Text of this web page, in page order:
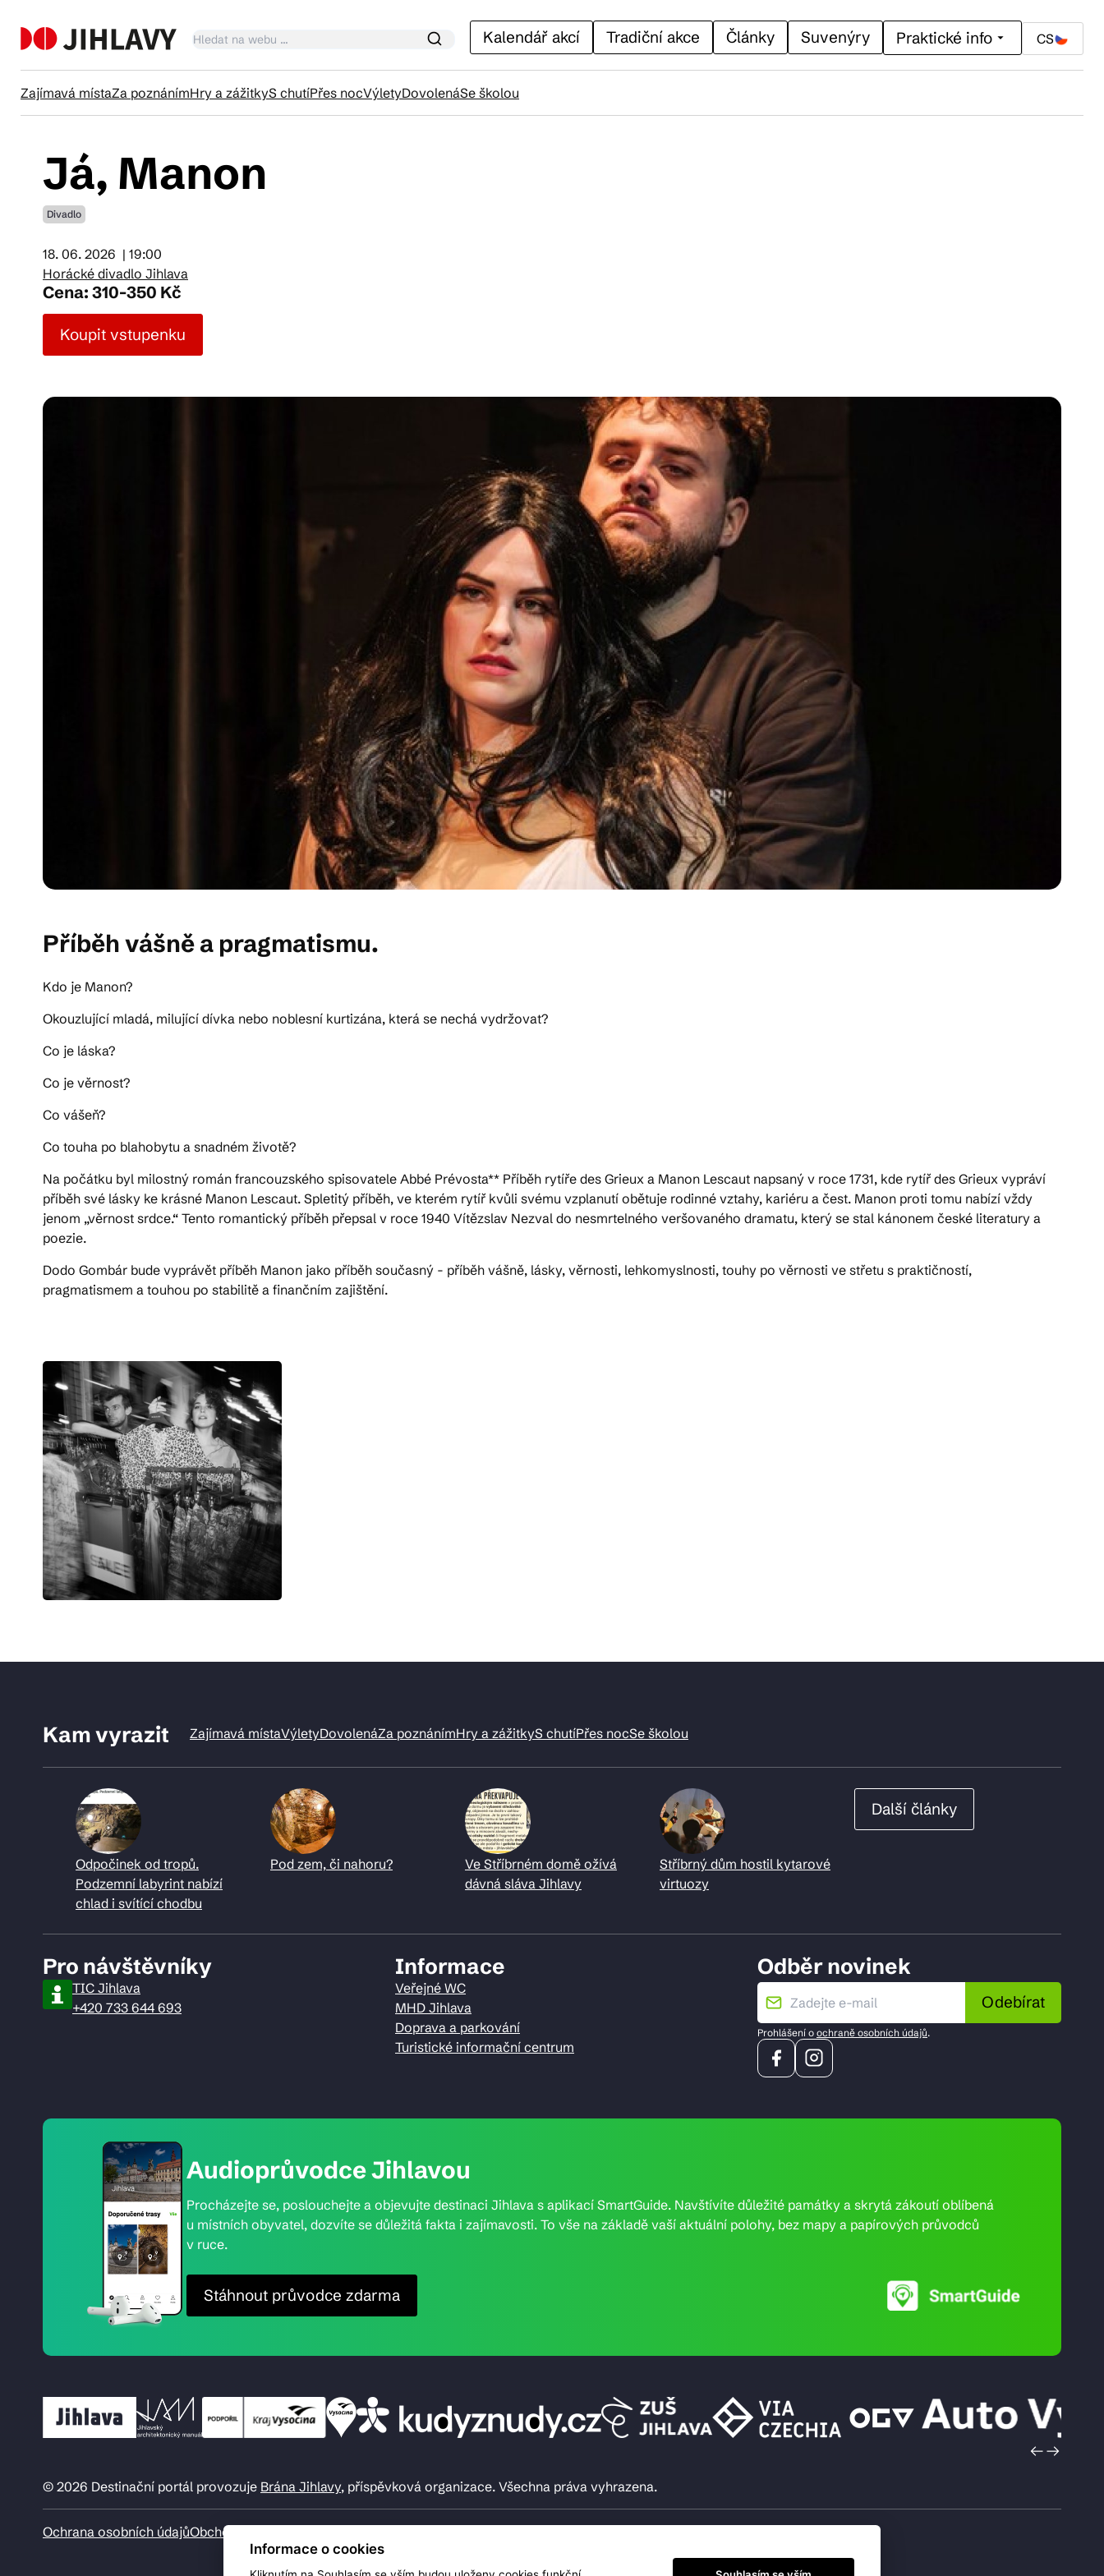
Kalendář akcí Tradiční akce Články Suvenýry Praktické info CS
Zajímavá místaZa poznánímHry a zážitkyS chutíPřes nocVýletyDovolenáSe školou
CS EN DE
© 2026 Brána Jihlavy
Já, Manon
Divadlo
18. 06. 2026 | 19:00
Horácké divadlo Jihlava
Cena: 310-350 Kč
Koupit vstupenku
Příběh vášně a pragmatismu.
Kdo je Manon?
Okouzlující mladá, milující dívka nebo noblesní kurtizána, která se nechá vydržovat?
Co je láska?
Co je věrnost?
Co vášeň?
Co touha po blahobytu a snadném životě?
Na počátku byl milostný román francouzského spisovatele Abbé Prévosta** Příběh rytíře des Grieux a Manon Lescaut napsaný v roce 1731, kde rytíř des Grieux vypráví
příběh své lásky ke krásné Manon Lescaut. Spletitý příběh, ve kterém rytíř kvůli svému vzplanutí obětuje rodinné vztahy, kariéru a čest. Manon proti tomu nabízí vždy
jenom „věrnost srdce.“ Tento romantický příběh přepsal v roce 1940 Vítězslav Nezval do nesmrtelného veršovaného dramatu, který se stal kánonem české literatury a
poezie.
Dodo Gombár bude vyprávět příběh Manon jako příběh současný - příběh vášně, lásky, věrnosti, lehkomyslnosti, touhy po věrnosti ve střetu s praktičností,
pragmatismem a touhou po stabilitě a finančním zajištění.
Kam vyrazit Zajímavá místaVýletyDovolenáZa poznánímHry a zážitkyS chutíPřes nocSe školou
Odpočinek od tropů.
Podzemní labyrint nabízí
chlad i svítící chodbu
Pod zem, či nahoru?
Ve Stříbrném domě ožívá
dávná sláva Jihlavy
Stříbrný dům hostil kytarové
virtuozy
Další články
Pro návštěvníky
TIC Jihlava
+420 733 644 693
Informace
Veřejné WC
MHD Jihlava
Doprava a parkování
Turistické informační centrum
Odběr novinek
Odebírat
Prohlášení o ochraně osobních údajů.
Audioprůvodce Jihlavou
Procházejte se, poslouchejte a objevujte destinaci Jihlava s aplikací SmartGuide. Navštívíte důležité památky a skrytá zákoutí oblíbená
u místních obyvatel, dozvíte se důležitá fakta i zajímavosti. To vše na základě vaší aktuální polohy, bez mapy a papírových průvodců
v ruce.
Stáhnout průvodce zdarma
© 2026 Destinační portál provozuje Brána Jihlavy, příspěvková organizace. Všechna práva vyhrazena.
Ochrana osobních údajůObchodní podmínky
Informace o cookies